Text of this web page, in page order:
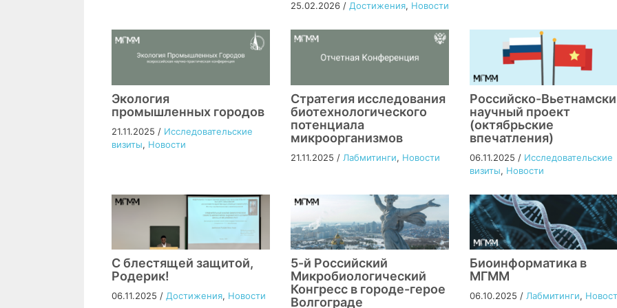
25.02.2026 /Достижения, Новости
Экология
промышленных городов
21.11.2025 / Исследовательские
визиты, Новости
Стратегия исследования
биотехнологического
потенциала
микроорганизмов
21.11.2025 / Лабмитинги, Новости
Российско-
научный проект
(октябрьские
впечатления)
06.11.2025 / Исследовательские
визиты, Новости
С блестящей защитой,
Родерик!
06.11.2025 / Достижения, Новости
5-й Российский
Микробиологический
Конгресс в городе-герое
Волгограде
Биоинформатика в
МГММ
06.10.2025 /Лабмитинги,